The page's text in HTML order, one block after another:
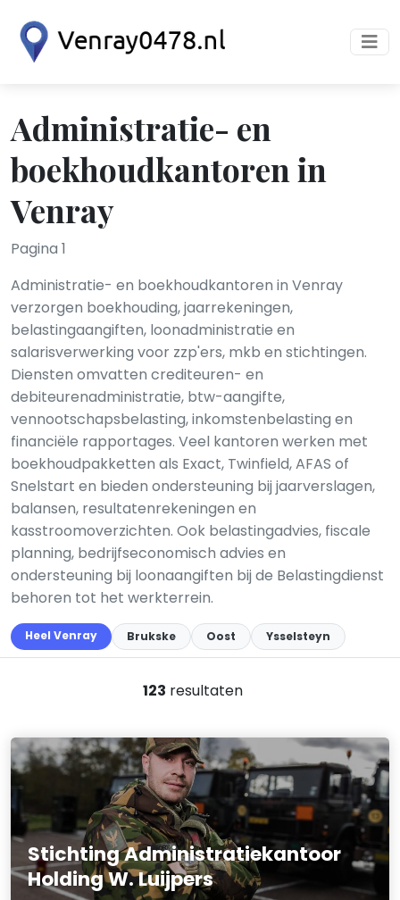
Administratie- en
boekhoudkantoren in
Venray
Pagina 1
Administratie- en boekhoudkantoren in Venray
verzorgen boekhouding, jaarrekeningen,
belastingaangiften, loonadministratie en
salarisverwerking voor zzp'ers, mkb en stichtingen.
Diensten omvatten crediteuren- en
debiteurenadministratie, btw-aangifte,
vennootschapsbelasting, inkomstenbelasting en
financiële rapportages. Veel kantoren werken met
boekhoudpakketten als Exact, Twinfield, AFAS of
Snelstart en bieden ondersteuning bij jaarverslagen,
balansen, resultatenrekeningen en
kasstroomoverzichten. Ook belastingadvies, fiscale
planning, bedrijfseconomisch advies en
ondersteuning bij loonaangiften bij de Belastingdienst
behoren tot het werkterrein.
Heel Venray Brukske Oost Ysselsteyn
123 resultaten
Stichting Administratiekantoor
Holding W. Luijpers